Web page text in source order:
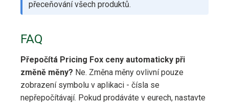
přeceňování všech produktů.
FAQ
Přepočítá Pricing Fox ceny automaticky při
změně měny? Ne. Změna měny ovlivní pouze
zobrazení symbolu v aplikaci - čísla se
nepřepočítávají. Pokud prodáváte v eurech, nastavte